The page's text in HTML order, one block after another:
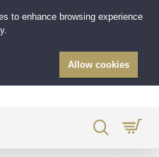
to enhance browsing experience
Allow cookies